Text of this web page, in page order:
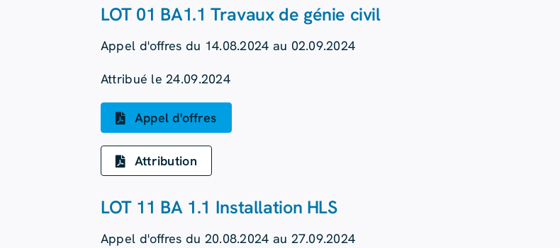
LOT 01 BA1.1 Travaux de génie civil
Appel d'offres du 14.08.2024 au 02.09.2024
Attribué le 24.09.2024
Appel d'offres
Attribution
LOT 11 BA 1.1 Installation HLS
Appel d'offres du 20.08.2024 au 27.09.2024